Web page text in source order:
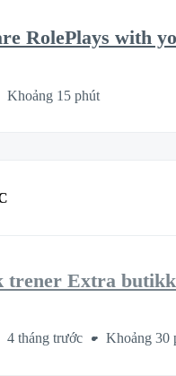
RolePlays with
Khoảng 15 phút
trener Extra
4 tháng trước Khoảng 30